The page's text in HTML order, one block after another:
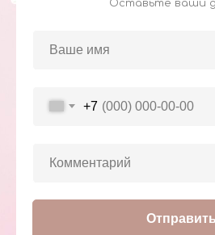
Оставьте ваши
+7
Отправить